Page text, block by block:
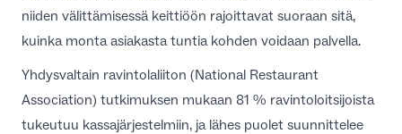
niiden välittämisessä keittiöön rajoittavat suoraan sitä,
kuinka monta asiakasta tuntia kohden voidaan palvella.
Yhdysvaltain ravintolaliiton (National Restaurant
Association) tutkimuksen mukaan 81 % ravintoloitsijoista
tukeutuu kassajärjestelmiin, ja lähes puolet suunnittelee